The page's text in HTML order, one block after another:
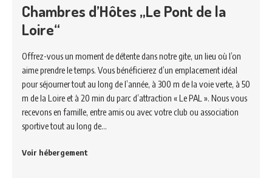
Chambres d’Hôtes „Le Pont de la
Loire“
Offrez-vous un moment de détente dans notre gite, un lieu où l’on
aime prendre le temps. Vous bénéficierez d’un emplacement idéal
pour séjourner tout au long de l’année, à 300 m de la voie verte, à 50
m de la Loire et à 20 min du parc d’attraction « Le PAL ». Nous vous
recevons en famille, entre amis ou avec votre club ou association
sportive tout au long de…
Voir hébergement